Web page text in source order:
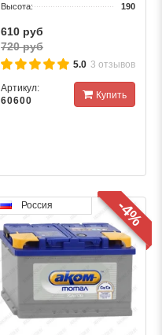
Высота:
190
610 руб
720 руб
5.0 3 отзывов
Артикул:
60600
Купить
Россия -4%